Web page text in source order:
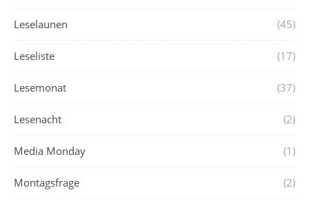
Leselaunen (45)
Leseliste (17)
Lesemonat (37)
Lesenacht (2)
Media Monday (1)
Montagsfrage (2)